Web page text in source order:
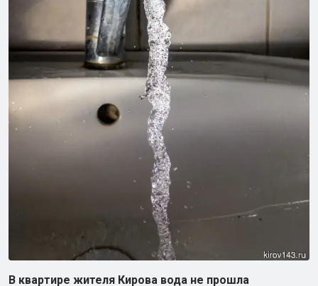
В квартире жителя Кирова вода не прошла